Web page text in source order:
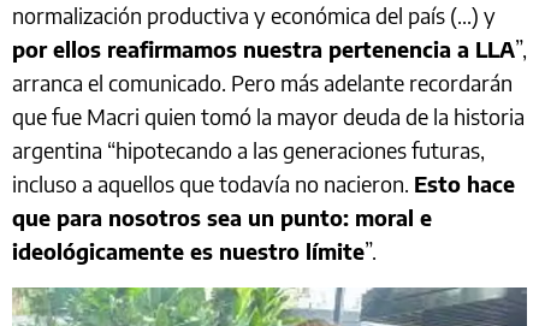
normalización productiva y económica del país (...) y
por ellos reafirmamos nuestra pertenencia a LLA”,
arranca el comunicado. Pero más adelante recordarán
que fue Macri quien tomó la mayor deuda de la historia
argentina “hipotecando a las generaciones futuras,
incluso a aquellos que todavía no nacieron. Esto hace
que para nosotros sea un punto: moral e
ideológicamente es nuestro límite”.